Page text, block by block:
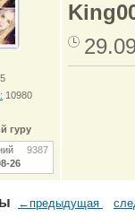
5
10980
гуру
9387
26
←предыдущая